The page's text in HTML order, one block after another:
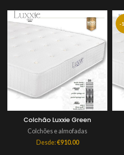
Colchão Luxxie Green
Colchões e almofadas
Desde:€910.00
-